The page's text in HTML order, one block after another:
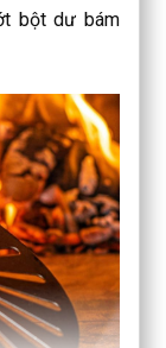
bột dư bám